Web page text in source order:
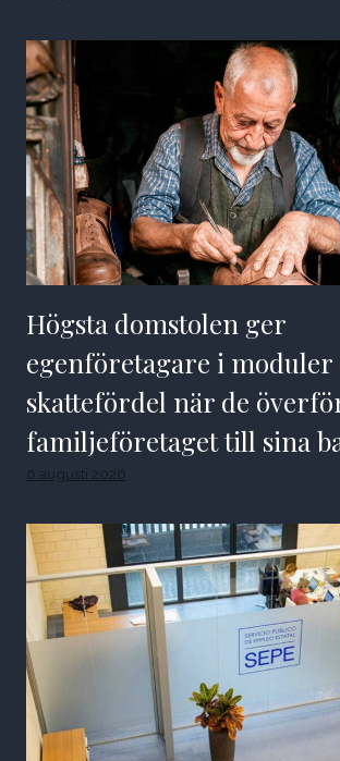
Högsta domstolen ger
egenföretagare i moduler
skattefördel när de
familjeföretaget till sina
6 augusti 2026